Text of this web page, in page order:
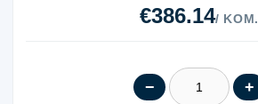
€386.14/ KOM.
− +